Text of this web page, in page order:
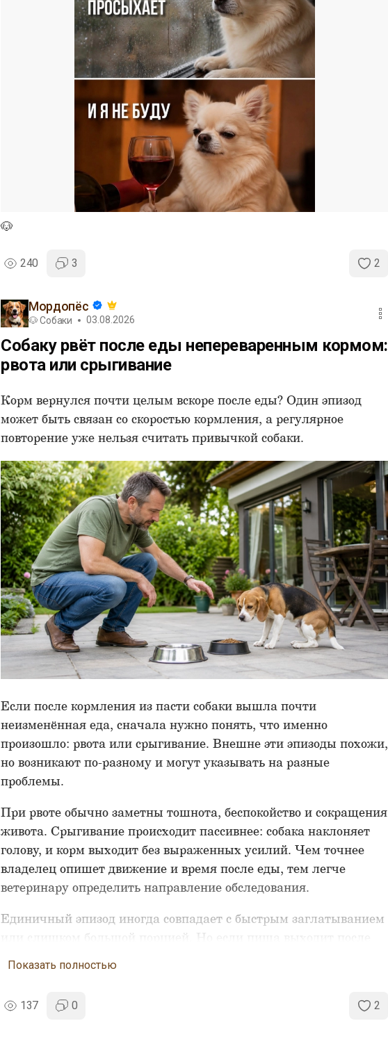
🐶
240 3 2
Мордопёс
🐶 Собаки 03.08.2026
Собаку рвёт после еды непереваренным кормом:
рвота или срыгивание
Корм вернулся почти целым вскоре после еды? Один эпизод
может быть связан со скоростью кормления, а регулярное
повторение уже нельзя считать привычкой собаки.
Если после кормления из пасти собаки вышла почти
неизменённая еда, сначала нужно понять, что именно
произошло: рвота или срыгивание. Внешне эти эпизоды похожи,
но возникают по-разному и могут указывать на разные
проблемы.
При рвоте обычно заметны тошнота, беспокойство и сокращения
живота. Срыгивание происходит пассивнее: собака наклоняет
голову, и корм выходит без выраженных усилий. Чем точнее
владелец опишет движение и время после еды, тем легче
ветеринару определить направление обследования.
Единичный эпизод иногда совпадает с быстрым заглатыванием
или слишком большой порцией. Но если пища выходит после
Почему корм выходит почти непереваренным
Показать полностью
137 0 2